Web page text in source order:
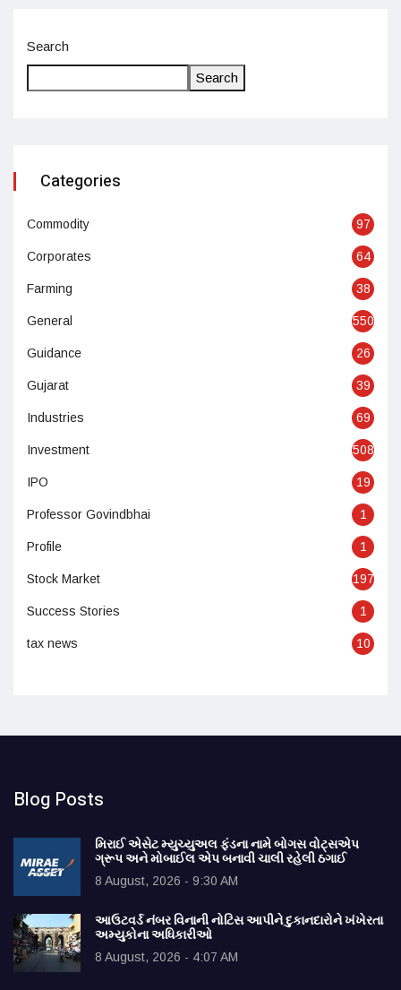
Search
Search
Categories
Commodity 97
Corporates 64
Farming 38
General 550
Guidance 26
Gujarat 39
Industries 69
Investment 508
IPO 19
Professor Govindbhai 1
Profile 1
Stock Market 197
Success Stories 1
tax news 10
Blog Posts
મિરાઈ એસેટ મ્યુચ્યુઅલ ફંડના નામે બોગસ વોટ્સએપ
ગ્રૂપ અને મોબાઈલ એપ બનાવી ચાલી રહેલી ઠગાઈ
8 August, 2026 - 9:30 AM
આઉટવર્ડ નંબર વિનાની નોટિસ આપીને દુકાનદારોને ખંખેરતા
અમ્યુકોના અધિકારીઓ
8 August, 2026 - 4:07 AM